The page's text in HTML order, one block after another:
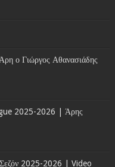
ο Γιώργος Αθανασιάδης
2025-2026 | Άρης
2025-2026 | Video